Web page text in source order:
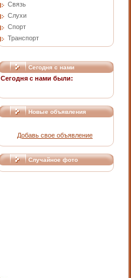
Связь
Слухи
Спорт
Транспорт
Сегодня с нами
Сегодня с нами были:
Новые объявления
Добавь свое объявление
Случайное фото